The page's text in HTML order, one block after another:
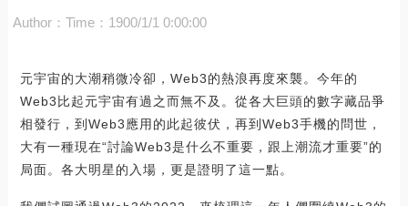
Author： Time：1900/1/1 0:00:00
元宇宙的大潮稍微冷卻，Web3的熱浪再度來襲。今年的
Web3比起元宇宙有過之而無不及。從各大巨頭的數字藏品爭
相發行，到Web3應用的此起彼伏，再到Web3手機的問世，
大有一種現在“討論Web3是什么不重要，跟上潮流才重要”的
局面。各大明星的入場，更是證明了這一點。